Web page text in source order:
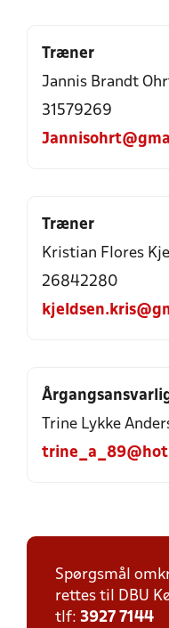
Træner
Jannis Brandt
31579269
Træner
Kristian Flores
26842280
Trine Lykke
Spørgsmål
rettes til DBU
tlf: 3927 7144